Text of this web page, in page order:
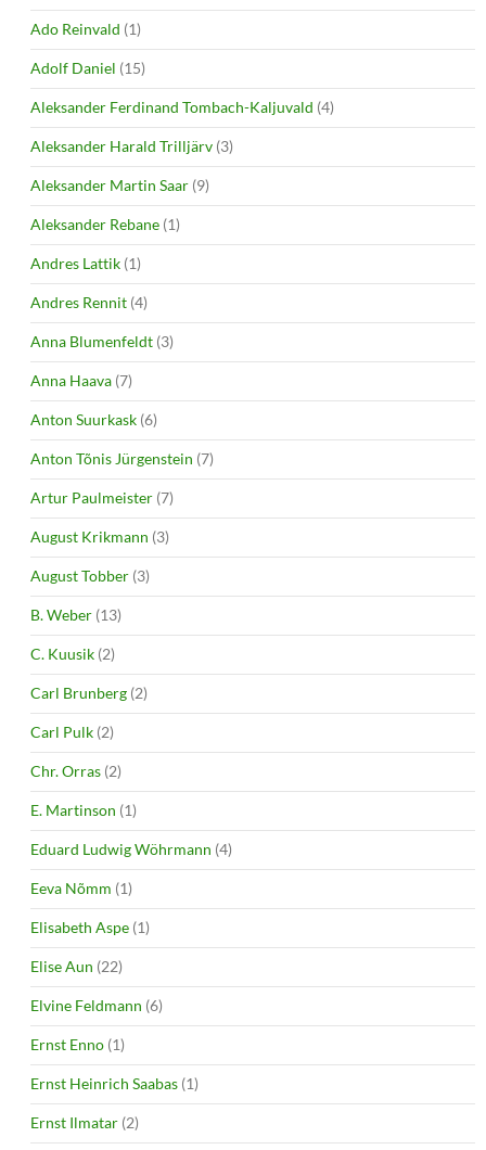
Ado Reinvald (1)
Adolf Daniel (15)
Aleksander Ferdinand Tombach-Kaljuvald (4)
Aleksander Harald Trilljärv (3)
Aleksander Martin Saar (9)
Aleksander Rebane (1)
Andres Lattik (1)
Andres Rennit (4)
Anna Blumenfeldt (3)
Anna Haava (7)
Anton Suurkask (6)
Anton Tõnis Jürgenstein (7)
Artur Paulmeister (7)
August Krikmann (3)
August Tobber (3)
B. Weber (13)
C. Kuusik (2)
Carl Brunberg (2)
Carl Pulk (2)
Chr. Orras (2)
E. Martinson (1)
Eduard Ludwig Wöhrmann (4)
Eeva Nõmm (1)
Elisabeth Aspe (1)
Elise Aun (22)
Elvine Feldmann (6)
Ernst Enno (1)
Ernst Heinrich Saabas (1)
Ernst Ilmatar (2)